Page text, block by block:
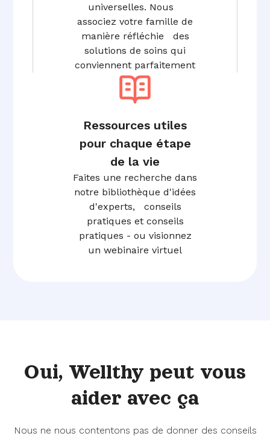
universelles. Nous
associez votre famille de
manière réfléchie des
solutions de soins qui
conviennent parfaitement
Ressources utiles
pour chaque étape
de la vie
Faites une recherche dans
notre bibliothèque d'idées
d'experts, conseils
pratiques et conseils
pratiques - ou visionnez
un webinaire virtuel
Oui, Wellthy peut vous
aider avec ça
Nous ne nous contentons pas de donner des conseils